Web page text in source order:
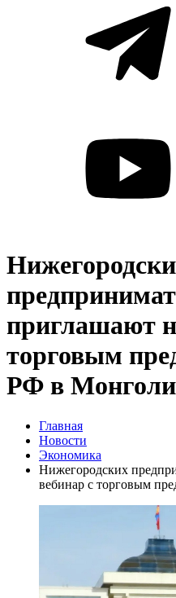
приглашают
торговым
РФ в
Главная
Новости
Экономика
Нижегородских
вебинар с торговым